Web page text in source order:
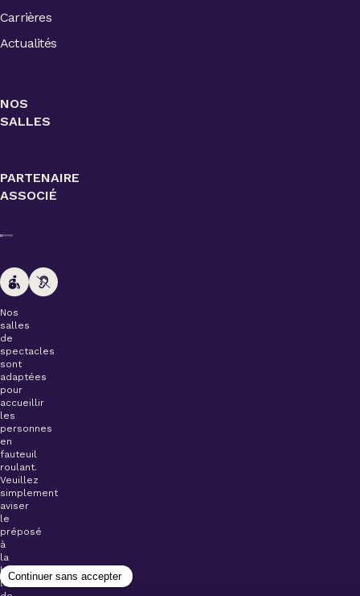
Carrières
Actualités
NOS
SALLES
PARTENAIRE
ASSOCIÉ
Nos
salles
de
spectacles
sont
adaptées
pour
accueillir
les
personnes
en
fauteuil
roulant.
Veuillez
simplement
aviser
le
préposé
à
la
billetterie
lors